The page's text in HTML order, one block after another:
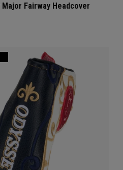
Fairway Headcover